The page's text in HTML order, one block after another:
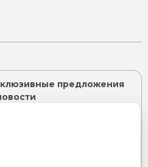
предложения